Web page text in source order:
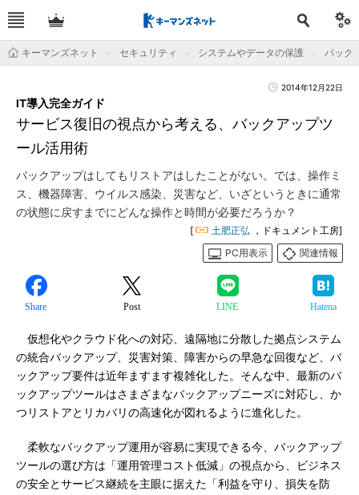
キーマンズネット セキュリティ システムやデータの保護 バック
2014年12月22日
サービス復旧の視点から考える、バックアップツ
ール活用術
IT導入完全ガイド
バックアップはしてもリストアはしたことがない。では、操作ミ
ス、機器障害、ウイルス感染、災害など、いざというときに通常
の状態に戻すまでにどんな操作と時間が必要だろうか？
[ 土肥正弘 ，ドキュメント工房]
PC用表示
関連情報
Share Post LINE Hatena
仮想化やクラウド化への対応、遠隔地に分散した拠点システム
の統合バックアップ、災害対策、障害からの早急な回復など、バ
ックアップ要件は近年ますます複雑化した。そんな中、最新のバ
ックアップツールはさまざまなバックアップニーズに対応し、か
つリストアとリカバリの高速化が図れるように進化した。
柔軟なバックアップ運用が容易に実現できる今、バックアップ
ツールの選び方は「運用管理コスト低減」の視点から、ビジネス
の安全とサービス継続を主眼に据えた「利益を守り、損失を防